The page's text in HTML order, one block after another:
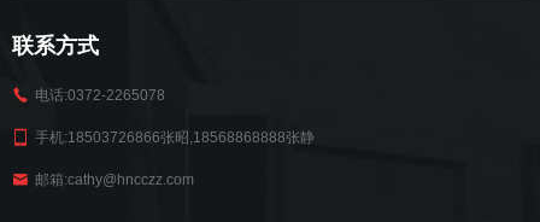
联系方式
电话:0372-2265078
手机:18503726866张昭,18568868888张静
邮箱:cathy@hncczz.com